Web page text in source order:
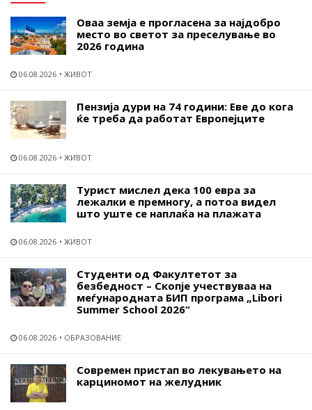
Оваа земја е прогласена за најдобро
место во светот за преселување во
2026 година
06.08.2026 ЖИВОТ
Пензија дури на 74 години: Еве до кога
ќе треба да работат Европејците
06.08.2026 ЖИВОТ
Турист мислел дека 100 евра за
лежалки е премногу, а потоа видел
што уште се наплаќа на плажата
06.08.2026 ЖИВОТ
Студенти од Факултетот за
безбедност – Скопје учествуваа на
меѓународната БИП програма „Libori
Summer School 2026“
06.08.2026 ОБРАЗОВАНИЕ
Современ пристап во лекувањето на
карциномот на желудник